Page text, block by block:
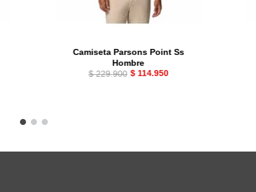
Camiseta Parsons Point Ss
Hombre
$ 229.900 $ 114.950